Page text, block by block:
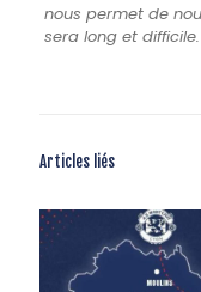
nous permet de
sera long et difficile.
Articles liés